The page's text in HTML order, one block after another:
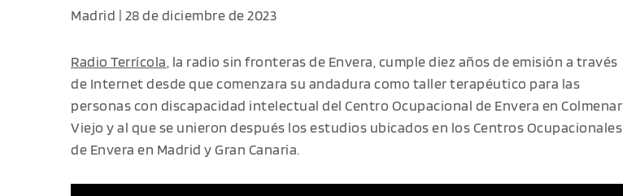
Madrid | 28 de diciembre de 2023
Radio Terrícola , la radio sin fronteras de Envera, cumple diez años de emisión a través
de Internet desde que comenzara su andadura como taller terapéutico para las
personas con discapacidad intelectual del Centro Ocupacional de Envera en Colmenar
Viejo y al que se unieron después los estudios ubicados en los Centros Ocupacionales
de Envera en Madrid y Gran Canaria.